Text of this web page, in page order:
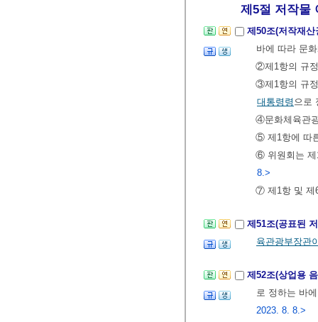
제5절 저작물
제50조(저작재
바에 따라 문
②제1항의 규
③제1항의 규
대통령령 으로
④문화체육관
⑤ 제1항에 따
⑥ 위원회는 제
8.>
⑦ 제1항 및 제
제51조(공표된
육관광부장관
제52조(상업용
로 정하는 바
2023. 8. 8.>